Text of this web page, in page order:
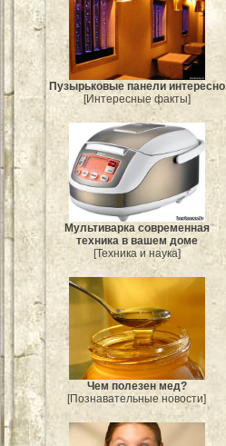
Пузырьковые панели интересно
[Интересные факты]
Мультиварка современная
техника в вашем доме
[Техника и наука]
Чем полезен мед?
[Познавательные новости]